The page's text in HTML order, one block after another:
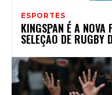
ESPORTES
KINGSPAN É A NOVA
SELEÇÃO DE RUGBY